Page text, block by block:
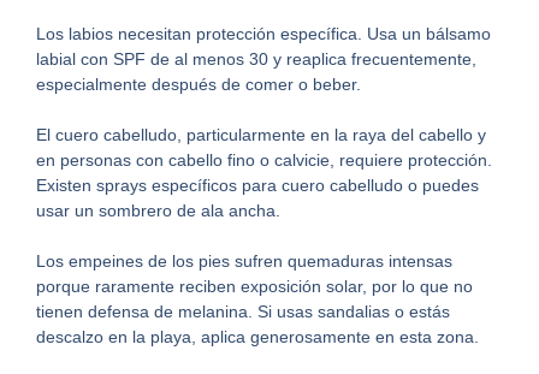
Los labios necesitan protección específica. Usa un bálsamo
labial con SPF de al menos 30 y reaplica frecuentemente,
especialmente después de comer o beber.
El cuero cabelludo, particularmente en la raya del cabello y
en personas con cabello fino o calvicie, requiere protección.
Existen sprays específicos para cuero cabelludo o puedes
usar un sombrero de ala ancha.
Los empeines de los pies sufren quemaduras intensas
porque raramente reciben exposición solar, por lo que no
tienen defensa de melanina. Si usas sandalias o estás
descalzo en la playa, aplica generosamente en esta zona.